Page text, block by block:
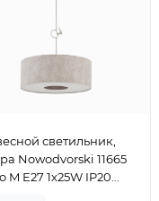
светильник,
Nowodvorski 11665
M E27 1x25W IP20